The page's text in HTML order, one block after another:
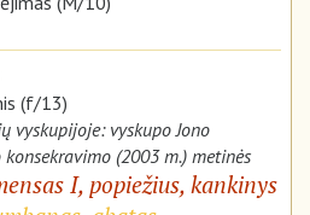
(f/13)
vyskupijoje: vyskupo Jono
konsekravimo (2003 m.) metinės
I, popiežius, kankinys